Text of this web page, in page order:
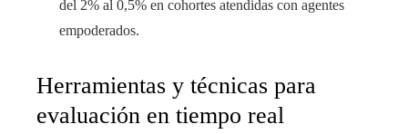
del 2% al 0,5% en cohortes atendidas con agentes
empoderados.
Herramientas y técnicas para
evaluación en tiempo real